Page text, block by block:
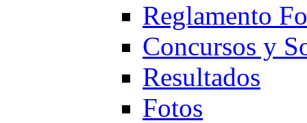
Reglamento
Concursos y
Resultados
Fotos